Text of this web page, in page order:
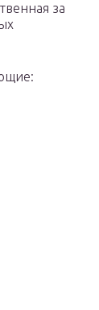
за